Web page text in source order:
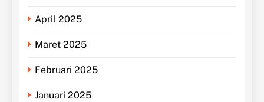
April 2025
Maret 2025
Februari 2025
Januari 2025